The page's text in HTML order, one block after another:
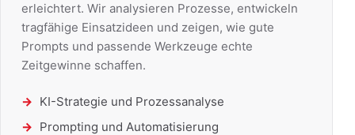
erleichtert. Wir analysieren Prozesse, entwickeln
tragfähige Einsatzideen und zeigen, wie gute
Prompts und passende Werkzeuge echte
Zeitgewinne schaffen.
KI-Strategie und Prozessanalyse
Prompting und Automatisierung